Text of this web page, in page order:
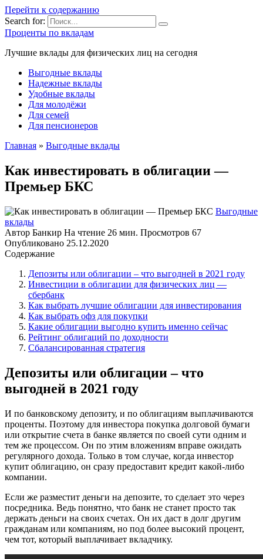
Перейти к содержанию
Search for:
Проценты по вкладам
Лучшие вклады для физических лиц на сегодня
Выгодные вклады
Надежные вклады
Удобные вклады
Для молодёжи
Для семей
Для пенсионеров
Главная » Выгодные вклады
Как инвестировать в облигации —
Премьер БКС
Выгодные
вклады
Автор Банкир На чтение 26 мин. Просмотров 67
Опубликовано 25.12.2020
Содержание
Депозиты или облигации – что выгодней в 2021 году
Инвестиции в облигации для физических лиц —
сбербанк
Как выбрать лучшие облигации для инвестирования
Как выбрать офз для покупки
Какие облигации выгодно купить именно сейчас
Рейтинг облигаций по доходности
Сбалансированная стратегия
Депозиты или облигации – что
выгодней в 2021 году
И по банковскому депозиту, и по облигациям выплачиваются
проценты. Поэтому для инвестора покупка долговой бумаги
или открытие счета в банке является по своей сути одним и
тем же процессом. Он по этим вложениям вправе ожидать
регулярного дохода. Только в том случае, когда инвестор
купит облигацию, он сразу предоставит кредит какой-либо
компании.
Если же разместит деньги на депозите, то сделает это через
посредника. Ведь понятно, что банк не станет просто так
держать деньги на своих счетах. Он их даст в долг другим
гражданам или компаниям, но под более высокий процент,
чем тот, который выплачивает вкладчику.